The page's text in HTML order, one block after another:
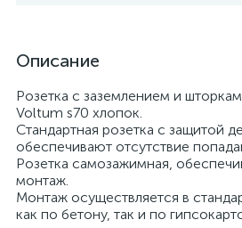
Описание
Розетка с заземлением и
Voltum s70 хлопок.
Стандартная розетка с защитой
обеспечивают отсутствие
Розетка самозажимная,
монтаж.
Монтаж осуществляется в
как по бетону, так и по